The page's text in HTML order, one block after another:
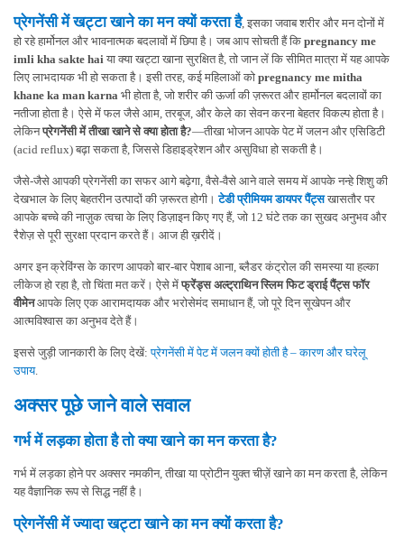
प्रेगनेंसी में खट्टा खाने का मन क्यों करता है, इसका जवाब शरीर और मन दोनों में
हो रहे हार्मोनल और भावनात्मक बदलावों में छिपा है। जब आप सोचती हैं कि pregnancy me
imli kha sakte hai या क्या खट्टा खाना सुरक्षित है, तो जान लें कि सीमित मात्रा में यह आपके
लिए लाभदायक भी हो सकता है। इसी तरह, कई महिलाओं को pregnancy me mitha
khane ka man karna भी होता है, जो शरीर की ऊर्जा की ज़रूरत और हार्मोनल बदलावों का
नतीजा होता है। ऐसे में फल जैसे आम, तरबूज, और केले का सेवन करना बेहतर विकल्प होता है।
लेकिनप्रेगनेंसी में तीखा खाने से क्या होता है?—तीखा भोजन आपके पेट में जलन और एसिडिटी
(acid reflux) बढ़ा सकता है, जिससे डिहाइड्रेशन और असुविधा हो सकती है।
जैसे-जैसे आपकी प्रेगनेंसी का सफर आगे बढ़ेगा, वैसे-वैसे आने वाले समय में आपके नन्हे शिशु की
देखभाल के लिए बेहतरीन उत्पादों की ज़रूरत होगी।टेडी प्रीमियम डायपर पैंट्सखासतौर पर
आपके बच्चे की नाज़ुक त्वचा के लिए डिज़ाइन किए गए हैं, जो 12 घंटे तक का सुखद अनुभव और
रैशेज़ से पूरी सुरक्षा प्रदान करते हैं। आज ही ख़रीदें।
अगर इन क्रेविंग्स के कारण आपको बार-बार पेशाब आना, ब्लैडर कंट्रोल की समस्या या हल्का
लीकेज हो रहा है, तो चिंता मत करें। ऐसे में फ्रेंड्स अल्ट्राथिन स्लिम फिट ड्राई पैंट्स फॉर
वीमेन आपके लिए एक आरामदायक और भरोसेमंद समाधान हैं, जो पूरे दिन सूखेपन और
आत्मविश्वास का अनुभव देते हैं।
इससे जुड़ी जानकारी के लिए देखें:प्रेगनेंसी में पेट में जलन क्यों होती है – कारण और घरेलू
उपाय.
अक्सर पूछे जाने वाले सवाल
गर्भ में लड़का होता है तो क्या खाने का मन करता है?
गर्भ में लड़का होने पर अक्सर नमकीन, तीखा या प्रोटीन युक्त चीज़ें खाने का मन करता है, लेकिन
यह वैज्ञानिक रूप से सिद्ध नहीं है।
प्रेगनेंसी में ज्यादा खट्टा खाने का मन क्यों करता है?